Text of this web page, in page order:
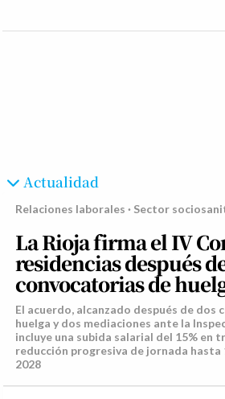
Actualidad
Relaciones laborales · Sector
La Rioja firma el IV
residencias después
convocatorias de
El acuerdo, alcanzado después de dos
huelga y dos mediaciones ante la
incluye una subida salarial del 15% en
reducción progresiva de jornada hasta
2028